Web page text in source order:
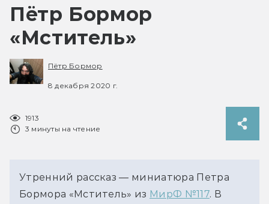
Пётр Бормор
«Мститель»
Пётр Бормор
8 декабря 2020 г.
1913
3 минуты на чтение
Утренний рассказ — миниатюра Петра
Бормора «Мститель» из МирФ №117. В